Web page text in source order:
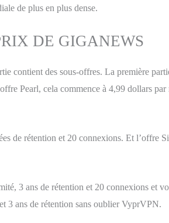
de plus en plus dense.
DE GIGANEWS
contient des sous-offres. La première
Pearl, cela commence à 4,99 dollars
de rétention et 20 connexions. Et l’offre
3 ans de rétention et 20 connexions et
3 ans de rétention sans oublier VyprVPN.